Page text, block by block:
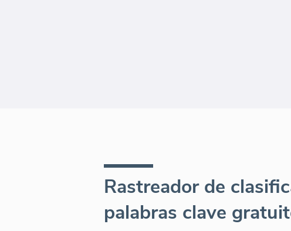
Rastreador de
palabras clave